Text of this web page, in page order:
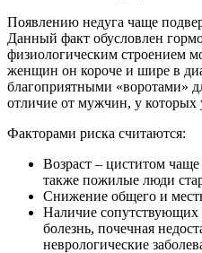
Появлению недуга чаще
Данный факт обусловлен
физиологическим строением
женщин он короче и шире в
благоприятными «воротами»
отличие от мужчин, у которых
Факторами риска считаются:
Возраст – циститом
также пожилые люди
Снижение общего и
Наличие сопутствующих
болезнь, почечная
неврологические